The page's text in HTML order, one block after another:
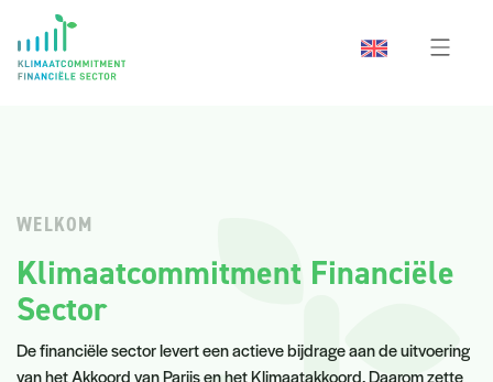
WELKOM
Klimaatcommitment Financiële
Sector
De financiële sector levert een actieve bijdrage aan de uitvoering
van het Akkoord van Parijs en het Klimaatakkoord. Daarom zette